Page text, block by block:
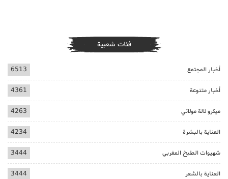
فئات شعبية
أخبار المجتمع 6513
أخبار متنوعة 4361
ميكرو لالة مولاتي 4263
العناية بالبشرة 4234
شهيوات الطبخ المغربي 3444
العناية بالشعر 3444